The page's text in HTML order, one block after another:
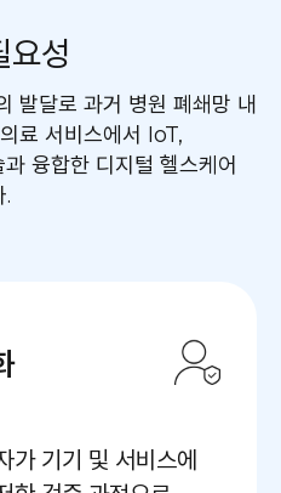
요성
발달로 과거 병원 폐쇄망 내
료 서비스에서 IoT,
융합한 디지털 헬스케어
.
가 기기 및 서비스에